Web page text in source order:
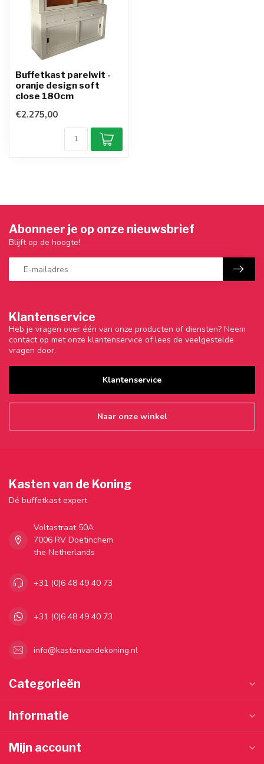
Buffetkast parelwit -
oranje design soft
close 180cm
€2.275,00
Klantenservice
Heb je vragen over één van onze producten of diensten? Neem
contact op met onze klantenservice of lees de veelgestelde
vragen door.
Klantenservice
Naar onze winkel
Abonneer je op onze nieuwsbrief
Blijft op de hoogte!
Kasten van de Koning
Dé buffetkast expert
Voltastraat 50A
7006 RV Doetinchem
the Netherlands
+31 (0)6 48 49 40 73
+31 (0)6 48 49 40 73
info@kastenvandekoning.nl
Categorieën
Informatie
Mijn account